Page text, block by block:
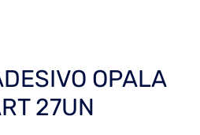
OPALA
27UN